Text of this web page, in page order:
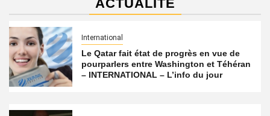
ACTUALITÉ
International
Le Qatar fait état de progrès en vue de
pourparlers entre Washington et Téhéran
– INTERNATIONAL – L’info du jour